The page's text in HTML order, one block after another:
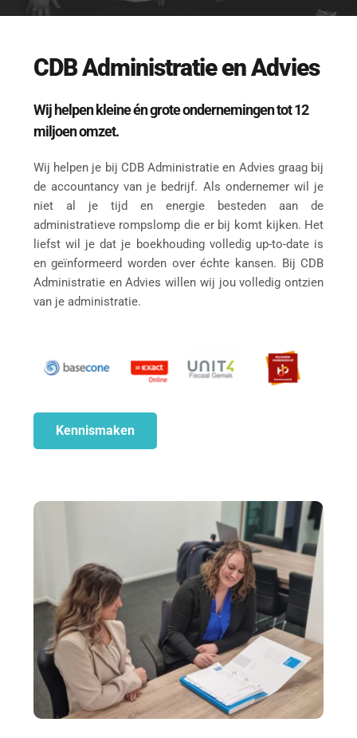
CDB Administratie en Advies
Wij helpen kleine én grote ondernemingen tot 12
miljoen omzet.
Wij helpen je bij CDB Administratie en Advies graag bij
de accountancy van je bedrijf. Als ondernemer wil je
niet al je tijd en energie besteden aan de
administratieve rompslomp die er bij komt kijken. Het
liefst wil je dat je boekhouding volledig up-to-date is
en geïnformeerd worden over échte kansen. Bij CDB
Administratie en Advies willen wij jou volledig ontzien
Kennismaken